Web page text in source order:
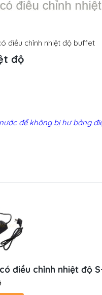
điều chỉnh nhiệt độ buffet
độ
để không bị hư bảng
điều chỉnh nhiệt độ